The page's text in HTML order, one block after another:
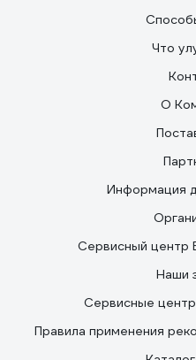
Что
О
Информация
Сервисный центр
Наши
Сервисные
Правила применения